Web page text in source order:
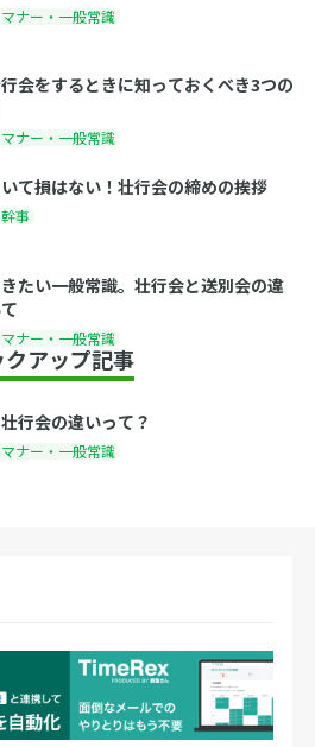
マナー・一般常識
会をするときに知っておくべき3つの
マナー・一般常識
て損はない！壮行会の締めの挨拶
幹事
たい一般常識。壮行会と送別会の違
マナー・一般常識
クアップ記事
行会の違いって？
マナー・一般常識